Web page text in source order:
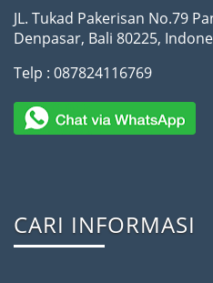
JL. Tukad Pakerisan No.79
Denpasar, Bali 80225,
Telp : 087824116769
CARI INFORMASI